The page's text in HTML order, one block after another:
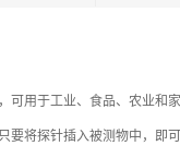
可用于工业、食品、农业和
要将探针插入被测物中，